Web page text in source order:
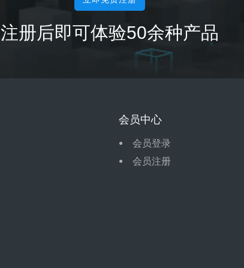
注册后即可体验50余种产品
会员中心
会员登录
会员注册